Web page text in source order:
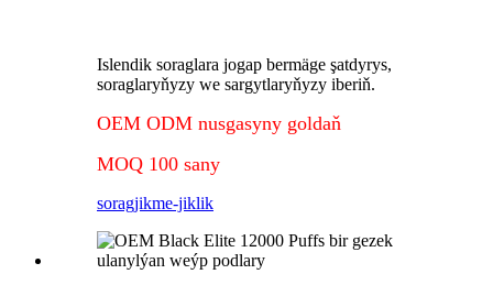
Islendik soraglara jogap bermäge şatdyrys,
soraglaryňyzy we sargytlaryňyzy iberiň.
OEM ODM nusgasyny goldaň
MOQ 100 sany
soragjikme-jiklik